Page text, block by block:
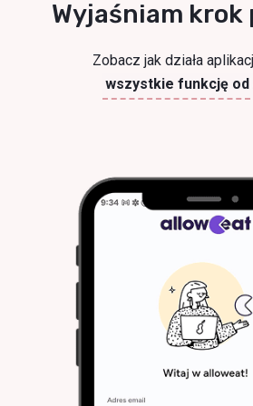
Wyjaśniam krok
Zobacz jak działa
wszystkie funkcję od